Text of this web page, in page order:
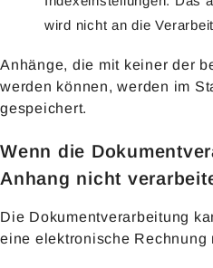
wird nicht an die
Anhänge, die mit keiner der
werden können, werden im
gespeichert.
Wenn die
Anhang nicht
Die Dokumentverarbeitung
eine elektronische Rechnung